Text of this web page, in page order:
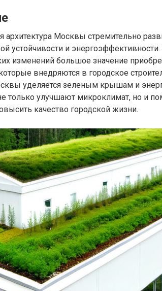
архитектура Москвы стремительно
устойчивости и
изменений большое значение
внедряются в городское
уделяется зеленым крышам и
только улучшают микроклимат, но и
качество городской жизни.